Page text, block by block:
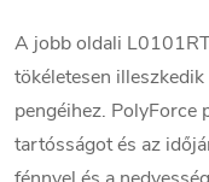
A jobb oldali
tökéletesen
pengéihez. PolyForce
tartósságot és az